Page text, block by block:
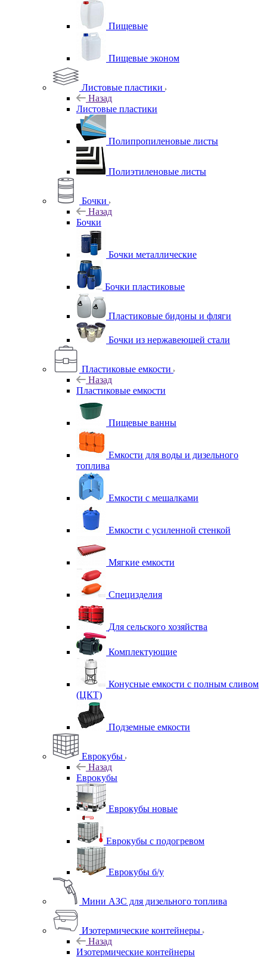
Пищевые
Пищевые эконом
Листовые пластики
Назад
Листовые пластики
Полипропиленовые листы
Полиэтиленовые листы
Бочки
Назад
Бочки
Бочки металлические
Бочки пластиковые
Пластиковые бидоны и фляги
Бочки из нержавеющей стали
Пластиковые емкости
Назад
Пластиковые емкости
Пищевые ванны
Емкости для воды и дизельного
топлива
Емкости с мешалками
Емкости с усиленной стенкой
Мягкие емкости
Специзделия
Для сельского хозяйства
Комплектующие
Конусные емкости с полным сливом
(ЦКТ)
Подземные емкости
Еврокубы
Назад
Еврокубы
Еврокубы новые
Еврокубы с подогревом
Еврокубы б/у
Мини АЗС для дизельного топлива
Изотермические контейнеры
Назад
Изотермические контейнеры